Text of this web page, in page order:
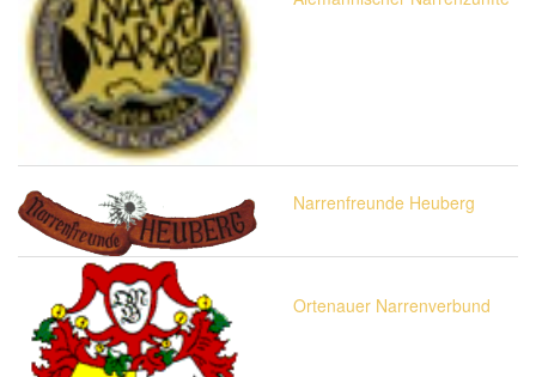
Narrenfreunde Heuberg
Ortenauer Narrenverbund